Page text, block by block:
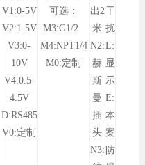
V1:0-5V
V2:1-5V
V3:0-
10V
V4:0.5-
4.5V
D:RS485
V0:定制
可选：
M3:G1/2
M4:NPT1/4
M0:定制
出2
米
N2:
赫
斯
曼
插
头
N3:
干
扰
L:
显
示
E:
本
案
防